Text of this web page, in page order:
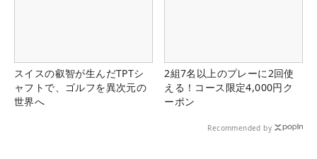
スイスの叡智が生んだTPTシ
ャフトで、ゴルフを異次元の
世界へ
2組7名以上のプレーに2回使
える！コース限定4,000円ク
ーポン
Recommended by